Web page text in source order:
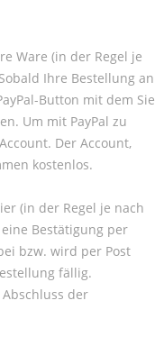
Ware (in der Regel je
Ihre Bestellung an
Button mit dem Sie
Um mit PayPal zu
Der Account,
kostenlos.
(in der Regel je nach
Bestätigung per
bzw. wird per Post
fällig.
der